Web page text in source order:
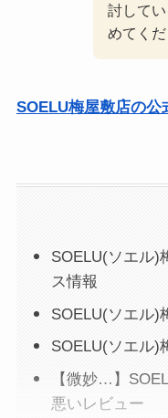
討して
めてくだ
SOELU梅屋敷店の
SOELU(ソエル)
ス情報
SOELU(ソエル)
SOELU(ソエル)
【微妙…】
悪いレビュー